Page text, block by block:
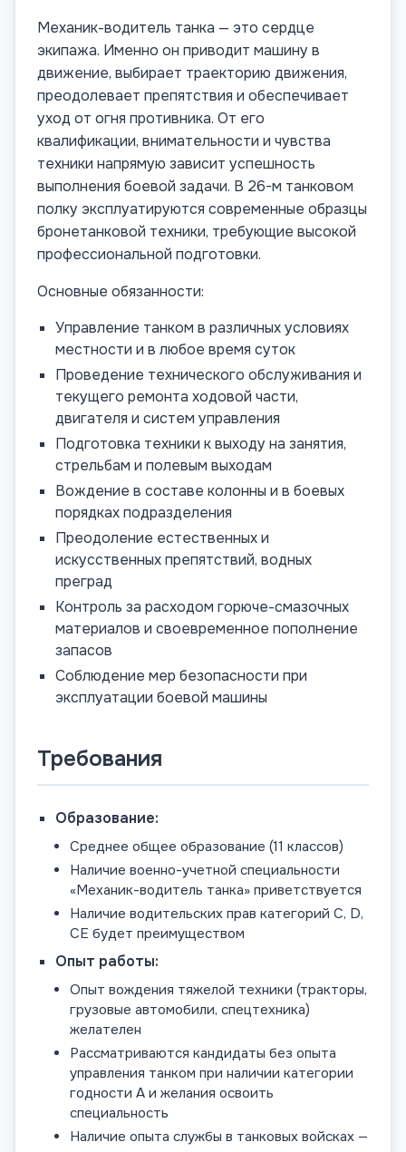
Механик-водитель танка — это сердце
экипажа. Именно он приводит машину в
движение, выбирает траекторию движения,
преодолевает препятствия и обеспечивает
уход от огня противника. От его
квалификации, внимательности и чувства
техники напрямую зависит успешность
выполнения боевой задачи. В 26-м танковом
полку эксплуатируются современные образцы
бронетанковой техники, требующие высокой
профессиональной подготовки.
Основные обязанности:
Управление танком в различных условиях
местности и в любое время суток
Проведение технического обслуживания и
текущего ремонта ходовой части,
двигателя и систем управления
Подготовка техники к выходу на занятия,
стрельбам и полевым выходам
Вождение в составе колонны и в боевых
порядках подразделения
Преодоление естественных и
искусственных препятствий, водных
преград
Контроль за расходом горюче-смазочных
материалов и своевременное пополнение
запасов
Соблюдение мер безопасности при
эксплуатации боевой машины
Требования
Образование:
Среднее общее образование (11 классов)
Наличие военно-учетной специальности
«Механик-водитель танка» приветствуется
Наличие водительских прав категорий C, D,
CE будет преимуществом
Опыт работы:
Опыт вождения тяжелой техники (тракторы,
грузовые автомобили, спецтехника)
желателен
Рассматриваются кандидаты без опыта
управления танком при наличии категории
годности А и желания освоить
специальность
Наличие опыта службы в танковых войсках —